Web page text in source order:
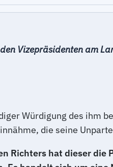
den Vizepräsidenten am
Würdigung des ihm
die seine
Richters hat dieser